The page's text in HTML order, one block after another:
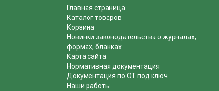
Главная страница
Каталог товаров
Корзина
Новинки законодательства о журналах,
формах, бланках
Карта сайта
Нормативная документация
Документация по ОТ под ключ
Наши работы